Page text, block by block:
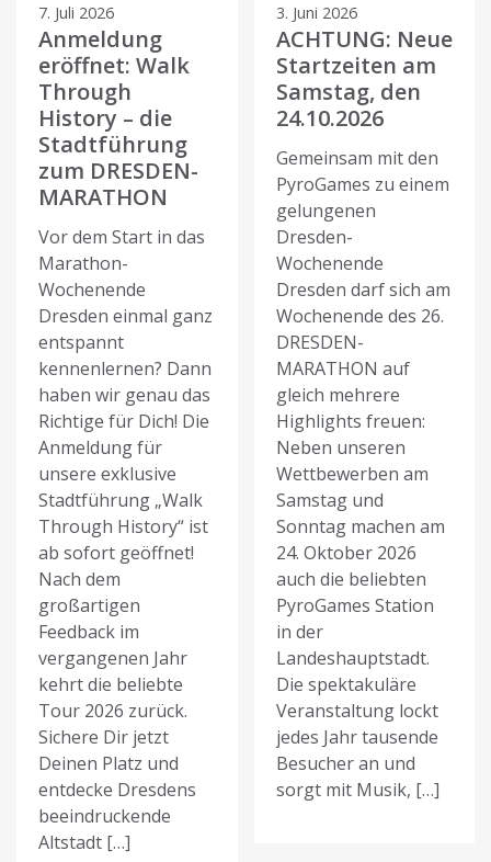
7. Juli 2026
Anmeldung
eröffnet: Walk
Through
History – die
Stadtführung
zum DRESDEN-
MARATHON
Vor dem Start in das
Marathon-
Wochenende
Dresden einmal ganz
entspannt
kennenlernen? Dann
haben wir genau das
Richtige für Dich! Die
Anmeldung für
unsere exklusive
Stadtführung „Walk
Through History“ ist
ab sofort geöffnet!
Nach dem
großartigen
Feedback im
vergangenen Jahr
kehrt die beliebte
Tour 2026 zurück.
Sichere Dir jetzt
Deinen Platz und
entdecke Dresdens
beeindruckende
Altstadt […]
3. Juni 2026
ACHTUNG: Neue
Startzeiten am
Samstag, den
24.10.2026
Gemeinsam mit den
PyroGames zu einem
gelungenen
Dresden-
Wochenende
Dresden darf sich am
Wochenende des 26.
DRESDEN-
MARATHON auf
gleich mehrere
Highlights freuen:
Neben unseren
Wettbewerben am
Samstag und
Sonntag machen am
24. Oktober 2026
auch die beliebten
PyroGames Station
in der
Landeshauptstadt.
Die spektakuläre
Veranstaltung lockt
jedes Jahr tausende
Besucher an und
sorgt mit Musik, […]